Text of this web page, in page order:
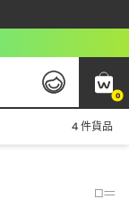
0
4 件貨品